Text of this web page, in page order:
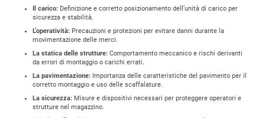
Il carico: Definizione e corretto posizionamento dell’unità di carico per
sicurezza e stabilità.
L’operatività: Precauzioni e protezioni per evitare danni durante la
movimentazione delle merci.
La statica delle strutture: Comportamento meccanico e rischi derivanti
da errori di montaggio o carichi errati.
La pavimentazione: Importanza delle caratteristiche del pavimento per il
corretto montaggio e uso delle scaffalature.
La sicurezza: Misure e dispositivi necessari per proteggere operatori e
strutture nel magazzino.